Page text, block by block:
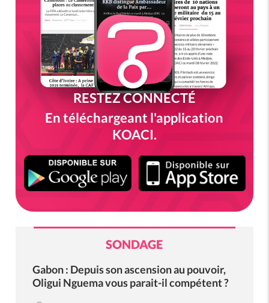
RESTEZ CONNECTÉ
En téléchargeant l'application
KOACI.
SONDAGE
Gabon : Depuis son ascension au pouvoir,
Oligui Nguema vous parait-il compétent ?